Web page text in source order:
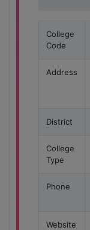
College
Code
Address
District
College
Type
Phone
Website